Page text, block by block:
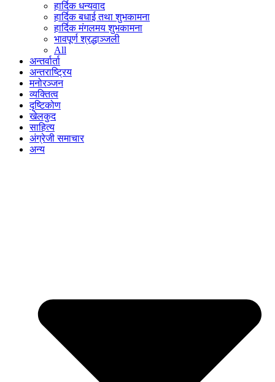
हार्दिक धन्यवाद
हार्दिक बधाई तथा शुभकामना
हार्दिक मंगलमय शुभकामना
भावपूर्ण श्रद्धाञ्जली
All
अन्तर्वार्ता
अन्तराष्ट्रिय
मनोरञ्जन
व्यक्तित्व
दृष्टिकोण
खेलकुद
साहित्य
अंग्रेजी समाचार
अन्य